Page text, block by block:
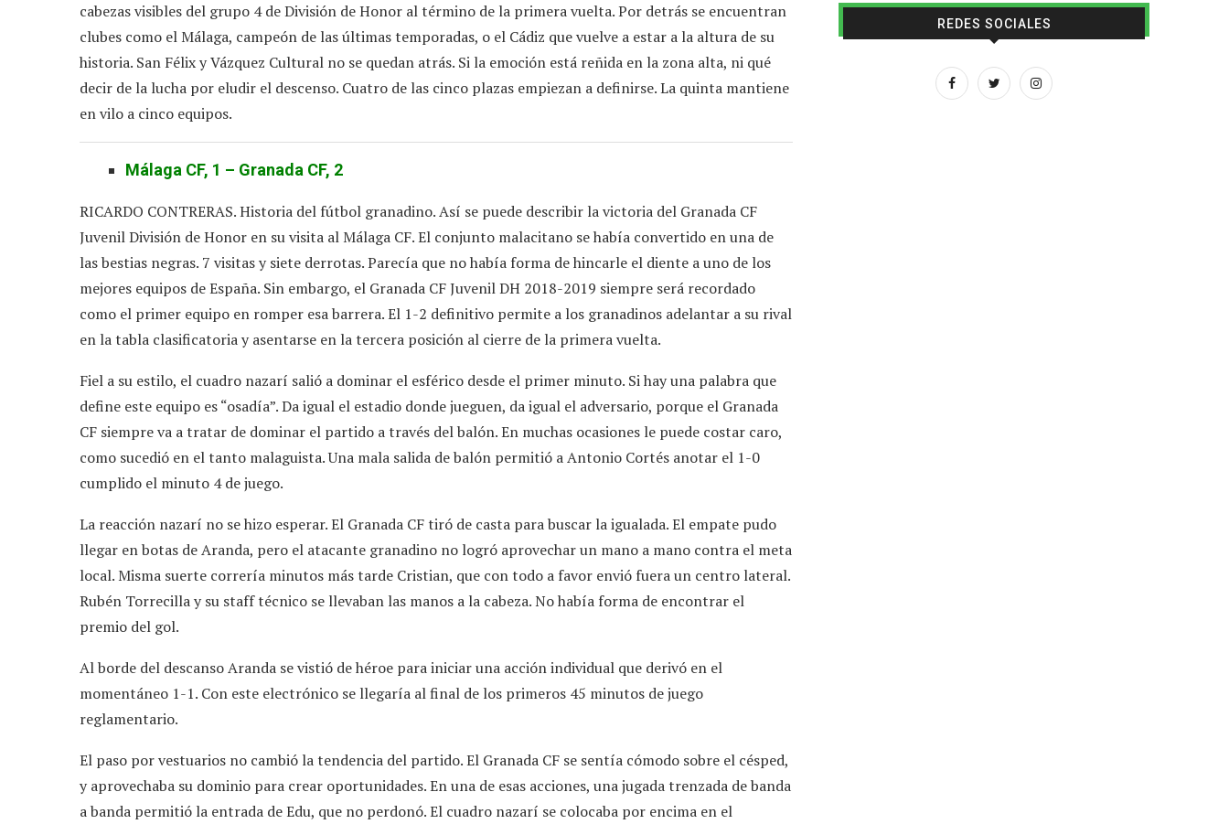
cabezas visibles del grupo 4 de División de Honor al término de la primera vuelta. Por detrás se encuentran
clubes como el Málaga, campeón de las últimas temporadas, o el Cádiz que vuelve a estar a la altura de su
historia. San Félix y Vázquez Cultural no se quedan atrás. Si la emoción está reñida en la zona alta, ni qué
decir de la lucha por eludir el descenso. Cuatro de las cinco plazas empiezan a definirse. La quinta mantiene
en vilo a cinco equipos.
Málaga CF, 1 – Granada CF, 2
RICARDO CONTRERAS. Historia del fútbol granadino. Así se puede describir la victoria del Granada CF
Juvenil División de Honor en su visita al Málaga CF. El conjunto malacitano se había convertido en una de
las bestias negras. 7 visitas y siete derrotas. Parecía que no había forma de hincarle el diente a uno de los
mejores equipos de España. Sin embargo, el Granada CF Juvenil DH 2018-2019 siempre será recordado
como el primer equipo en romper esa barrera. El 1-2 definitivo permite a los granadinos adelantar a su rival
en la tabla clasificatoria y asentarse en la tercera posición al cierre de la primera vuelta.
Fiel a su estilo, el cuadro nazarí salió a dominar el esférico desde el primer minuto. Si hay una palabra que
define este equipo es “osadía”. Da igual el estadio donde jueguen, da igual el adversario, porque el Granada
CF siempre va a tratar de dominar el partido a través del balón. En muchas ocasiones le puede costar caro,
como sucedió en el tanto malaguista. Una mala salida de balón permitió a Antonio Cortés anotar el 1-0
cumplido el minuto 4 de juego.
La reacción nazarí no se hizo esperar. El Granada CF tiró de casta para buscar la igualada. El empate pudo
llegar en botas de Aranda, pero el atacante granadino no logró aprovechar un mano a mano contra el meta
local. Misma suerte correría minutos más tarde Cristian, que con todo a favor envió fuera un centro lateral.
Rubén Torrecilla y su staff técnico se llevaban las manos a la cabeza. No había forma de encontrar el
premio del gol.
Al borde del descanso Aranda se vistió de héroe para iniciar una acción individual que derivó en el
momentáneo 1-1. Con este electrónico se llegaría al final de los primeros 45 minutos de juego
reglamentario.
El paso por vestuarios no cambió la tendencia del partido. El Granada CF se sentía cómodo sobre el césped,
y aprovechaba su dominio para crear oportunidades. En una de esas acciones, una jugada trenzada de banda
a banda permitió la entrada de Edu, que no perdonó. El cuadro nazarí se colocaba por encima en el
REDES SOCIALES